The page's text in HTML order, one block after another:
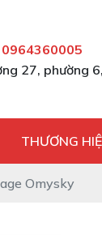
0964360005
27, phường
THƯƠNG
Omysky